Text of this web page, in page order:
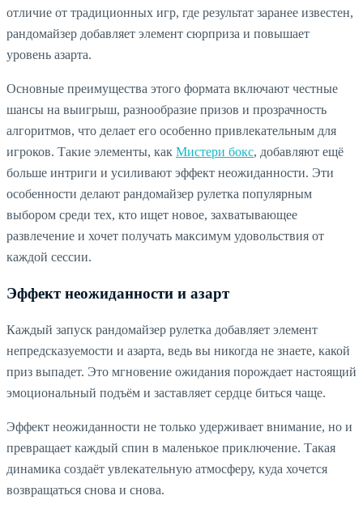
отличие от традиционных игр, где результат заранее известен,
рандомайзер добавляет элемент сюрприза и повышает
уровень азарта.
Основные преимущества этого формата включают честные
шансы на выигрыш, разнообразие призов и прозрачность
алгоритмов, что делает его особенно привлекательным для
игроков. Такие элементы, как Мистери бокс, добавляют ещё
больше интриги и усиливают эффект неожиданности. Эти
особенности делают рандомайзер рулетка популярным
выбором среди тех, кто ищет новое, захватывающее
развлечение и хочет получать максимум удовольствия от
каждой сессии.
Эффект неожиданности и азарт
Каждый запуск рандомайзер рулетка добавляет элемент
непредсказуемости и азарта, ведь вы никогда не знаете, какой
приз выпадет. Это мгновение ожидания порождает настоящий
эмоциональный подъём и заставляет сердце биться чаще.
Эффект неожиданности не только удерживает внимание, но и
превращает каждый спин в маленькое приключение. Такая
динамика создаёт увлекательную атмосферу, куда хочется
возвращаться снова и снова.